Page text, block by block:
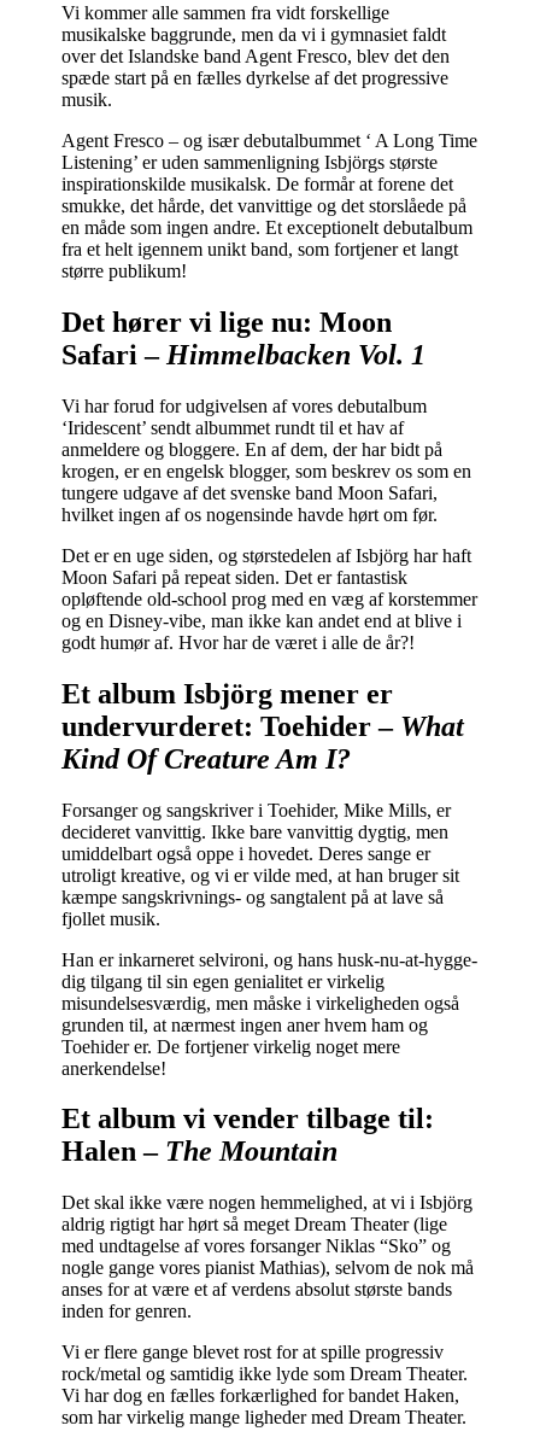
Vi kommer alle sammen fra vidt forskellige
musikalske baggrunde, men da vi i gymnasiet faldt
over det Islandske band Agent Fresco, blev det den
spæde start på en fælles dyrkelse af det progressive
musik.
Agent Fresco – og især debutalbummet ‘ A Long Time
Listening’ er uden sammenligning Isbjörgs største
inspirationskilde musikalsk. De formår at forene det
smukke, det hårde, det vanvittige og det storslåede på
en måde som ingen andre. Et exceptionelt debutalbum
fra et helt igennem unikt band, som fortjener et langt
større publikum!
Det hører vi lige nu: Moon
Safari – Himmelbacken Vol. 1
Vi har forud for udgivelsen af vores debutalbum
‘Iridescent’ sendt albummet rundt til et hav af
anmeldere og bloggere. En af dem, der har bidt på
krogen, er en engelsk blogger, som beskrev os som en
tungere udgave af det svenske band Moon Safari,
hvilket ingen af os nogensinde havde hørt om før.
Det er en uge siden, og størstedelen af Isbjörg har haft
Moon Safari på repeat siden. Det er fantastisk
opløftende old-school prog med en væg af korstemmer
og en Disney-vibe, man ikke kan andet end at blive i
godt humør af. Hvor har de været i alle de år?!
Et album Isbjörg mener er
undervurderet: Toehider – What
Kind Of Creature Am I?
Forsanger og sangskriver i Toehider, Mike Mills, er
decideret vanvittig. Ikke bare vanvittig dygtig, men
umiddelbart også oppe i hovedet. Deres sange er
utroligt kreative, og vi er vilde med, at han bruger sit
kæmpe sangskrivnings- og sangtalent på at lave så
fjollet musik.
Han er inkarneret selvironi, og hans husk-nu-at-hygge-
dig tilgang til sin egen genialitet er virkelig
misundelsesværdig, men måske i virkeligheden også
grunden til, at nærmest ingen aner hvem ham og
Toehider er. De fortjener virkelig noget mere
anerkendelse!
Et album vi vender tilbage til:
Halen – The Mountain
Det skal ikke være nogen hemmelighed, at vi i Isbjörg
aldrig rigtigt har hørt så meget Dream Theater (lige
med undtagelse af vores forsanger Niklas “Sko” og
nogle gange vores pianist Mathias), selvom de nok må
anses for at være et af verdens absolut største bands
inden for genren.
Vi er flere gange blevet rost for at spille progressiv
rock/metal og samtidig ikke lyde som Dream Theater.
Vi har dog en fælles forkærlighed for bandet Haken,
som har virkelig mange ligheder med Dream Theater.